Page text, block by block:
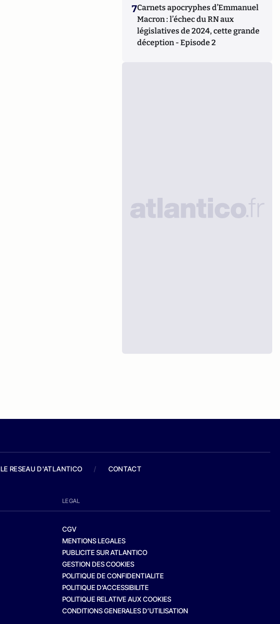
7Carnets apocryphes d’Emmanuel
Macron : l’échec du RN aux
législatives de 2024, cette grande
déception - Episode 2
LE RESEAU D'ATLANTICO / CONTACT
LEGAL
CGV
MENTIONS LEGALES
PUBLICITE SUR ATLANTICO
GESTION DES COOKIES
POLITIQUE DE CONFIDENTIALITE
POLITIQUE D’ACCESSIBILITE
POLITIQUE RELATIVE AUX COOKIES
CONDITIONS GENERALES D’UTILISATION